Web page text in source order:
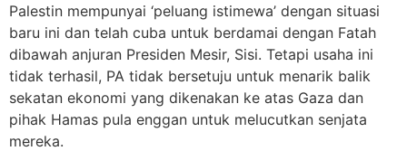
Palestin mempunyai ‘peluang istimewa’ dengan situasi
baru ini dan telah cuba untuk berdamai dengan Fatah
dibawah anjuran Presiden Mesir, Sisi. Tetapi usaha ini
tidak terhasil, PA tidak bersetuju untuk menarik balik
sekatan ekonomi yang dikenakan ke atas Gaza dan
pihak Hamas pula enggan untuk melucutkan senjata
mereka.